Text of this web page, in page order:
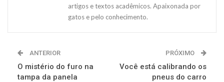
artigos e textos acadêmicos. Apaixonada por
gatos e pelo conhecimento.
ANTERIOR
O mistério do furo na
tampa da panela
PRÓXIMO
Você está calibrando os
pneus do carro